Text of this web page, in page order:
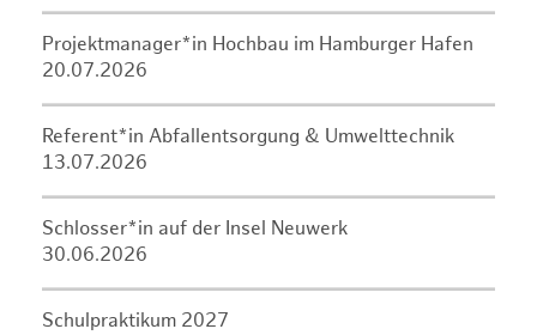
Projektmanager*in Hochbau im Hamburger Hafen
20.07.2026
Referent*in Abfallentsorgung & Umwelttechnik
13.07.2026
Schlosser*in auf der Insel Neuwerk
30.06.2026
Schulpraktikum 2027